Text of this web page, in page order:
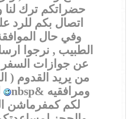
حضراتكم ترك لنا
اتصال بكم للرد
وفي حال
الطبيب , نرجوا
عن جوازات السفر
من يريد القدوم (
ومرافقيه &nbsp
لكم كمفرماشن